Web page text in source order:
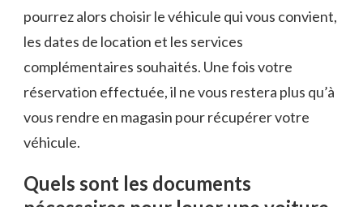
pourrez alors choisir le véhicule qui vous convient,
les dates de location et les services
complémentaires souhaités. Une fois votre
réservation effectuée, il ne vous restera plus qu’à
vous rendre en magasin pour récupérer votre
véhicule.
Quels sont les documents